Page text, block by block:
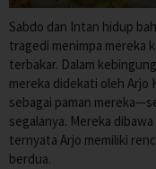
Sabdo dan Intan hidup
tragedi menimpa mereka
terbakar. Dalam
mereka didekati oleh Arjo
sebagai paman
segalanya. Mereka
ternyata Arjo memiliki
berdua.